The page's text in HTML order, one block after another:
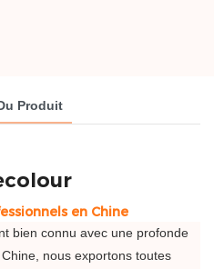
Produit
en Chine
bien connu avec une profonde
nous exportons toutes